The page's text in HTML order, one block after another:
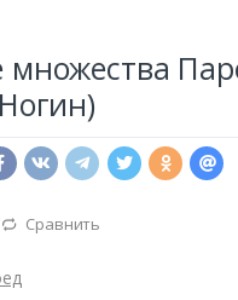
множества
Сравнить